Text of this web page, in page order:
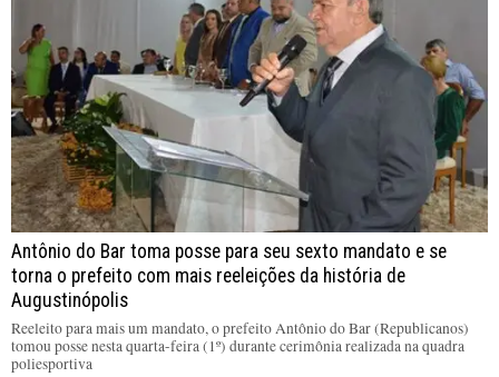
Antônio do Bar toma posse para seu sexto mandato e se
torna o prefeito com mais reeleições da história de
Augustinópolis
Reeleito para mais um mandato, o prefeito Antônio do Bar (Republicanos)
tomou posse nesta quarta-feira (1º) durante cerimônia realizada na quadra
poliesportiva